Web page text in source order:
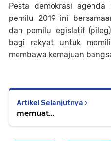
Pesta demokrasi
pemilu 2019 ini
dan pemilu legislatif
bagi rakyat untuk
membawa kemajuan
Artikel Selanjutnya
memuat...